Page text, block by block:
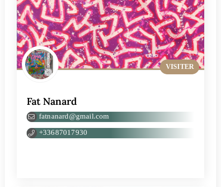
Fat Nanard
fatnanard@gmail.com
+33687017930
VISITER